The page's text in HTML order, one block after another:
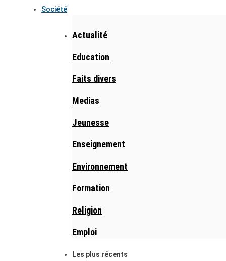
Société
Actualité
Education
Faits divers
Medias
Jeunesse
Enseignement
Environnement
Formation
Religion
Emploi
Les plus récents